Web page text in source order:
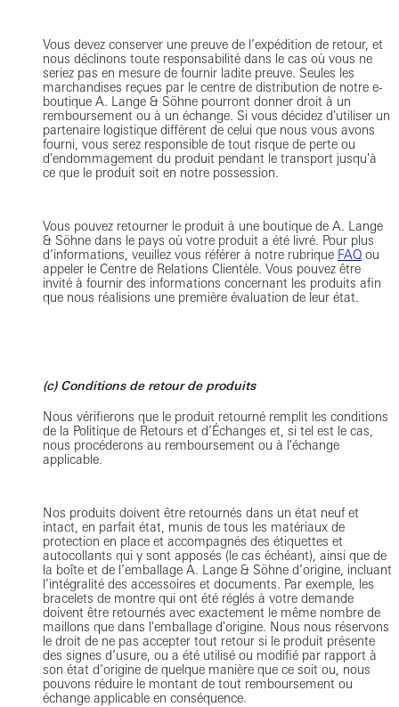
Vous devez conserver une preuve de l’expédition de retour, et
nous déclinons toute responsabilité dans le cas où vous ne
seriez pas en mesure de fournir ladite preuve. Seules les
marchandises reçues par le centre de distribution de notre e-
boutique A. Lange & Söhne pourront donner droit à un
remboursement ou à un échange. Si vous décidez d'utiliser un
partenaire logistique différent de celui que nous vous avons
fourni, vous serez responsible de tout risque de perte ou
d'endommagement du produit pendant le transport jusqu'à
ce que le produit soit en notre possession.
Vous pouvez retourner le produit à une boutique de A. Lange
& Söhne dans le pays où votre produit a été livré. Pour plus
d’informations, veuillez vous référer à notre rubrique FAQ ou
appeler le Centre de Relations Clientèle. Vous pouvez être
invité à fournir des informations concernant les produits afin
que nous réalisions une première évaluation de leur état.
(c) Conditions de retour de produits
Nous vérifierons que le produit retourné remplit les conditions
de la Politique de Retours et d’Échanges et, si tel est le cas,
nous procéderons au remboursement ou à l'échange
applicable.
Nos produits doivent être retournés dans un état neuf et
intact, en parfait état, munis de tous les matériaux de
protection en place et accompagnés des étiquettes et
autocollants qui y sont apposés (le cas échéant), ainsi que de
la boîte et de l’emballage A. Lange & Söhne d’origine, incluant
l’intégralité des accessoires et documents. Par exemple, les
bracelets de montre qui ont été réglés à votre demande
doivent être retournés avec exactement le même nombre de
maillons que dans l'emballage d'origine. Nous nous réservons
le droit de ne pas accepter tout retour si le produit présente
des signes d’usure, ou a été utilisé ou modifié par rapport à
son état d’origine de quelque manière que ce soit ou, nous
pouvons réduire le montant de tout remboursement ou
échange applicable en conséquence.